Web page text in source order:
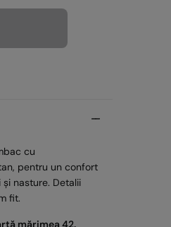
cu
pentru un confort
nasture. Detalii
fit.
mărimea 42.